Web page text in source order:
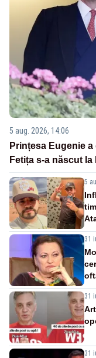
5 aug. 2026, 14:06
Prințesa Eugenie
Fetița s-a născut
5
31
31
31